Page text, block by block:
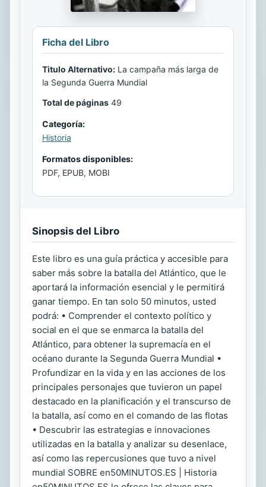
Ficha del Libro
Titulo Alternativo: La campaña más larga de
la Segunda Guerra Mundial
Total de páginas 49
Categoría:
Historia
Formatos disponibles:
PDF, EPUB, MOBI
Sinopsis del Libro
Este libro es una guía práctica y accesible para
saber más sobre la batalla del Atlántico, que le
aportará la información esencial y le permitirá
ganar tiempo. En tan solo 50 minutos, usted
podrá: • Comprender el contexto político y
social en el que se enmarca la batalla del
Atlántico, para obtener la supremacía en el
océano durante la Segunda Guerra Mundial •
Profundizar en la vida y en las acciones de los
principales personajes que tuvieron un papel
destacado en la planificación y el transcurso de
la batalla, así como en el comando de las flotas
• Descubrir las estrategias e innovaciones
utilizadas en la batalla y analizar su desenlace,
así como las repercusiones que tuvo a nivel
mundial SOBRE en50MINUTOS.ES | Historia